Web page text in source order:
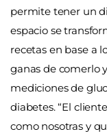
permite tener un
espacio se
recetas en base a
ganas de comerlo
mediciones de
diabetes. “El
como nosotras y